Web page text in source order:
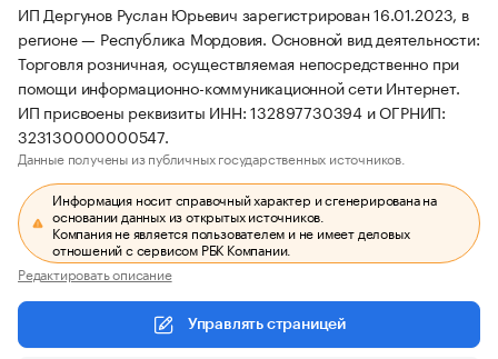
ИП Дергунов Руслан Юрьевич зарегистрирован 16.01.2023, в
регионе — Республика Мордовия. Основной вид деятельности:
Торговля розничная, осуществляемая непосредственно при
помощи информационно-коммуникационной сети Интернет.
ИП присвоены реквизиты ИНН: 132897730394 и ОГРНИП:
323130000000547.
Данные получены из публичных государственных источников.
Информация носит справочный характер и сгенерирована на
основании данных из открытых источников.
Компания не является пользователем и не имеет деловых
отношений с сервисом РБК Компании.
Редактировать описание
Управлять страницей